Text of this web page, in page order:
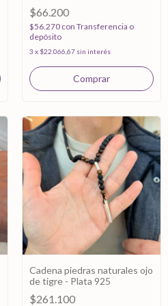
$66.200
$56.270 con Transferencia o
depósito
3 x $22.066,67 sin interés
Cadena piedras naturales ojo
de tigre - Plata 925
$261.100